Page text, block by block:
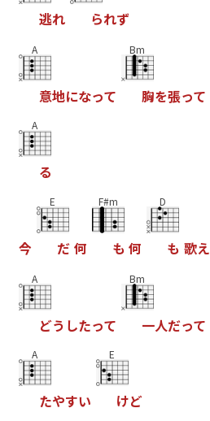
逃れ られず
A
意地になって
Bm
胸を張って
A
る
今
E
だ 何
F#m
も 何
D
も 歌え
A
どう したって
Bm
一人だって
A
たやすい
E
けど